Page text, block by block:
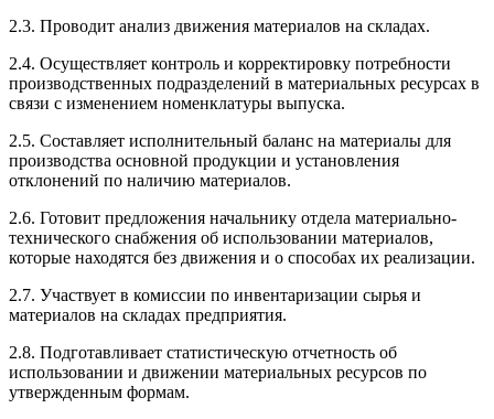
2.3. Проводит анализ движения материалов на складах.
2.4. Осуществляет контроль и корректировку потребности
производственных подразделений в материальных ресурсах в
связи с изменением номенклатуры выпуска.
2.5. Составляет исполнительный баланс на материалы для
производства основной продукции и установления
отклонений по наличию материалов.
2.6. Готовит предложения начальнику отдела материально-
технического снабжения об использовании материалов,
которые находятся без движения и о способах их реализации.
2.7. Участвует в комиссии по инвентаризации сырья и
материалов на складах предприятия.
2.8. Подготавливает статистическую отчетность об
использовании и движении материальных ресурсов по
утвержденным формам.